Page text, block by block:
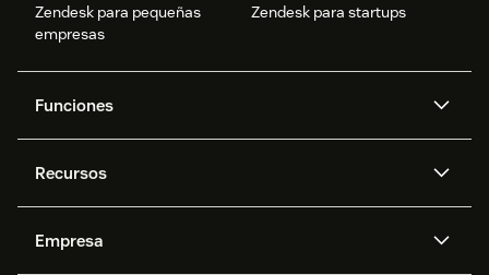
Zendesk para pequeñas
empresas
Zendesk para startups
Funciones
IA de Zendesk
datos avanzadas
Recursos
API y programadores
Empresa